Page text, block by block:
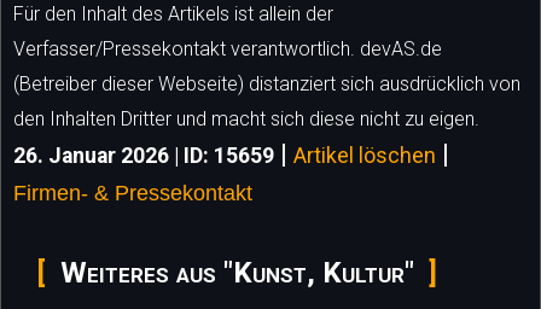
Für den Inhalt des Artikels ist allein der
Verfasser/Pressekontakt verantwortlich. devAS.de
(Betreiber dieser Webseite) distanziert sich ausdrücklich von
den Inhalten Dritter und macht sich diese nicht zu eigen.
26. Januar 2026 | ID: 15659 | Artikel löschen |
Firmen- & Pressekontakt
Weiteres aus "Kunst, Kultur"